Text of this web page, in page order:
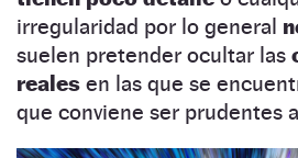
irregularidad por lo general
suelen pretender ocultar las
reales en las que se
que conviene ser prudentes